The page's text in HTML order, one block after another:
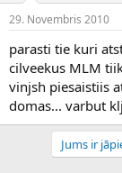
29. Novembris 2010
parasti tie kuri
cilveekus MLM
vinjsh piesaistiis
domas... varbut
Jums ir